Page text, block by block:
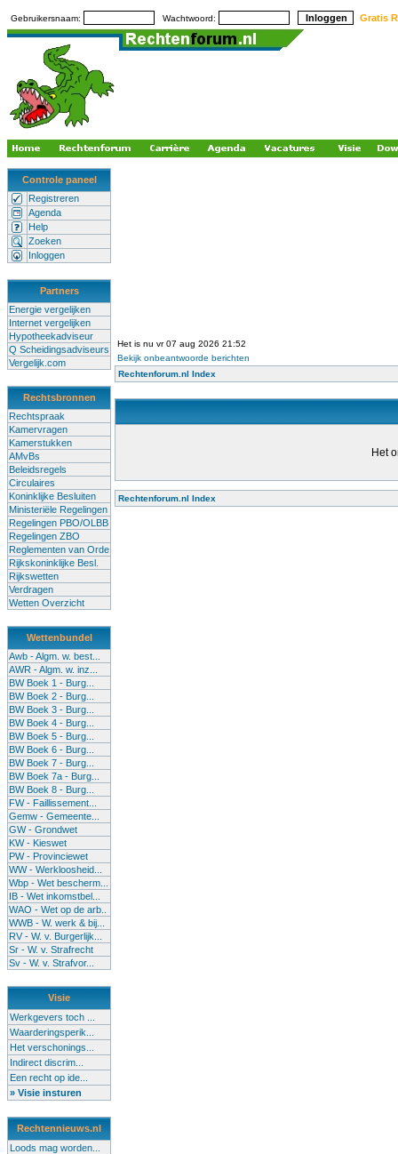
Gebruikersnaam: Wachtwoord: Gratis
Controle paneel
Registreren
Agenda
Help
Zoeken
Inloggen
Partners
Energie vergelijken
Internet vergelijken
Hypotheekadviseur
Q Scheidingsadviseurs
Vergelijk.com
Rechtsbronnen
Rechtspraak
Kamervragen
Kamerstukken
AMvBs
Beleidsregels
Circulaires
Koninklijke Besluiten
Ministeriële Regelingen
Regelingen PBO/OLBB
Regelingen ZBO
Reglementen van Orde
Rijkskoninklijke Besl.
Rijkswetten
Verdragen
Wetten Overzicht
Wettenbundel
Awb - Algm. w. best...
AWR - Algm. w. inz...
BW Boek 1 - Burg...
BW Boek 2 - Burg...
BW Boek 3 - Burg...
BW Boek 4 - Burg...
BW Boek 5 - Burg...
BW Boek 6 - Burg...
BW Boek 7 - Burg...
BW Boek 7a - Burg...
BW Boek 8 - Burg...
FW - Faillissement...
Gemw - Gemeente...
GW - Grondwet
KW - Kieswet
PW - Provinciewet
WW - Werkloosheid...
Wbp - Wet bescherm...
IB - Wet inkomstbel...
WAO - Wet op de arb..
WWB - W. werk & bij...
RV - W. v. Burgerlijk...
Sr - W. v. Strafrecht
Sv - W. v. Strafvor...
Visie
Werkgevers toch ...
Waarderingsperik...
Het verschonings...
Indirect discrim...
Een recht op ide...
» Visie insturen
Rechtennieuws.nl
Loods mag worden...
Het is nu vr 07 aug 2026 21:52
Bekijk onbeantwoorde berichten
Rechtenforum.nl Index
Het
Rechtenforum.nl Index